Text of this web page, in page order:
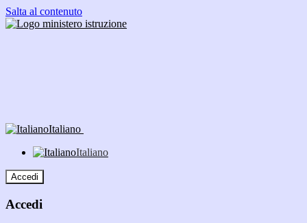
Salta al contenuto
Italiano
Italiano
Accedi
Accedi